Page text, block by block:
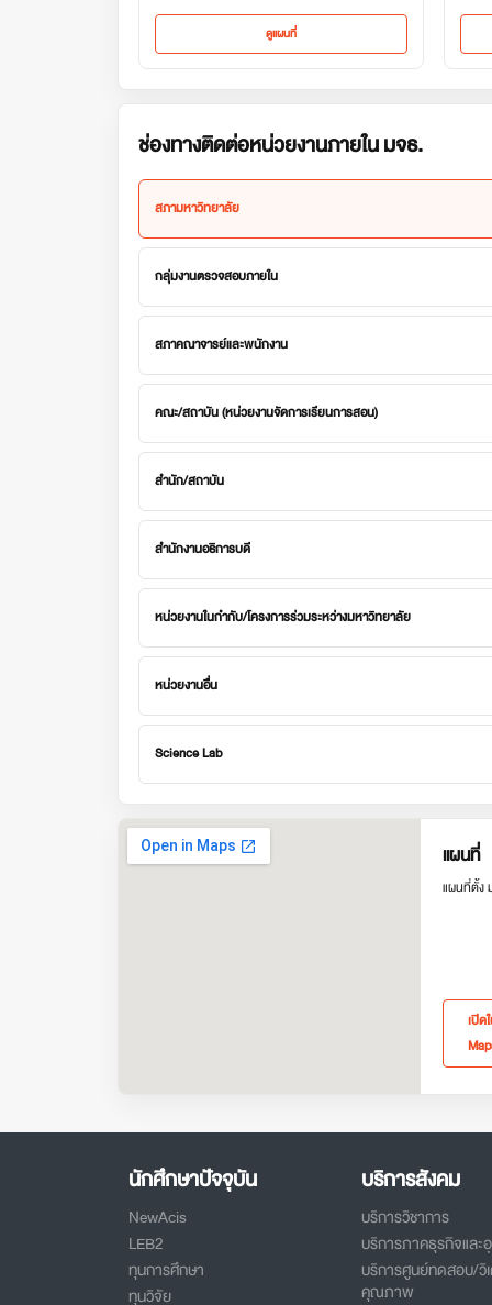
ดูแผนที่
ช่องทางติดต่อหน่วยงานภายใน มจธ.
สภามหาวิทยาลัย
กลุ่มงานตรวจสอบภายใน
สภาคณาจารย์และพนักงาน
คณะ/สถาบัน (หน่วยงานจัดการเรียนการสอน)
สำนัก/สถาบัน
สำนักงานอธิการบดี
หน่วยงานในกำกับ/โครงการร่วมระหว่างมหาวิทยาลัย
หน่วยงานอื่น
Science Lab
แผนที่
แผนที่ตั้ง
เปิด
นักศึกษาปัจจุบัน
NewAcis
LEB2
ทุนการศึกษา
ทุนวิจัย
บริการสังคม
บริการวิชาการ
บริการภาคธุรกิจและ
บริการศูนย์ทดสอบ/วิ
คุณภาพ